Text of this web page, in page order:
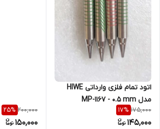
اتود تمام فلزی وارداتی HIWE
مدل MP-1167 - 0.5 mm
175,000
17%
145,000
200,000
25%
150,000